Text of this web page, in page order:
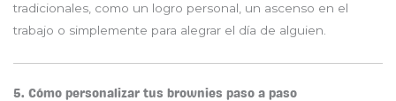
tradicionales, como un logro personal, un ascenso en el
trabajo o simplemente para alegrar el día de alguien.
5. Cómo personalizar tus brownies paso a paso